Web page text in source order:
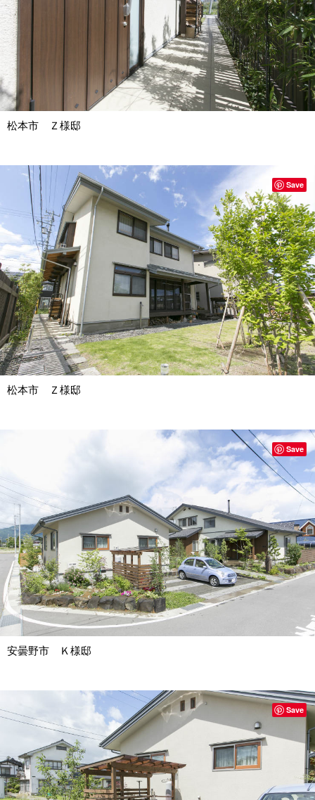
松本市 Ｚ様邸
松本市 Ｚ様邸
Save
安曇野市 Ｋ様邸
Save
Save